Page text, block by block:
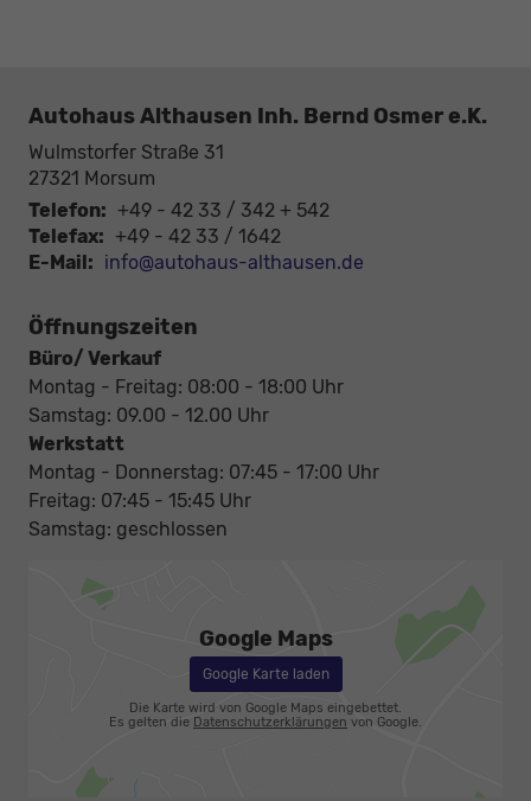
Autohaus Althausen Inh. Bernd Osmer e.K.
Wulmstorfer Straße 31
27321 Morsum
Telefon: +49 - 42 33 / 342 + 542
Telefax: +49 - 42 33 / 1642
E-Mail: info@autohaus-althausen.de
Öffnungszeiten
Büro/ Verkauf
Montag - Freitag: 08:00 - 18:00 Uhr
Samstag: 09.00 - 12.00 Uhr
Werkstatt
Montag - Donnerstag: 07:45 - 17:00 Uhr
Freitag: 07:45 - 15:45 Uhr
Samstag: geschlossen
Google Maps
Google Karte laden
Die Karte wird von Google Maps eingebettet.
Es gelten die Datenschutzerklärungen von Google.